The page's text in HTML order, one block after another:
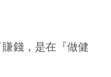
錢，是在『做健